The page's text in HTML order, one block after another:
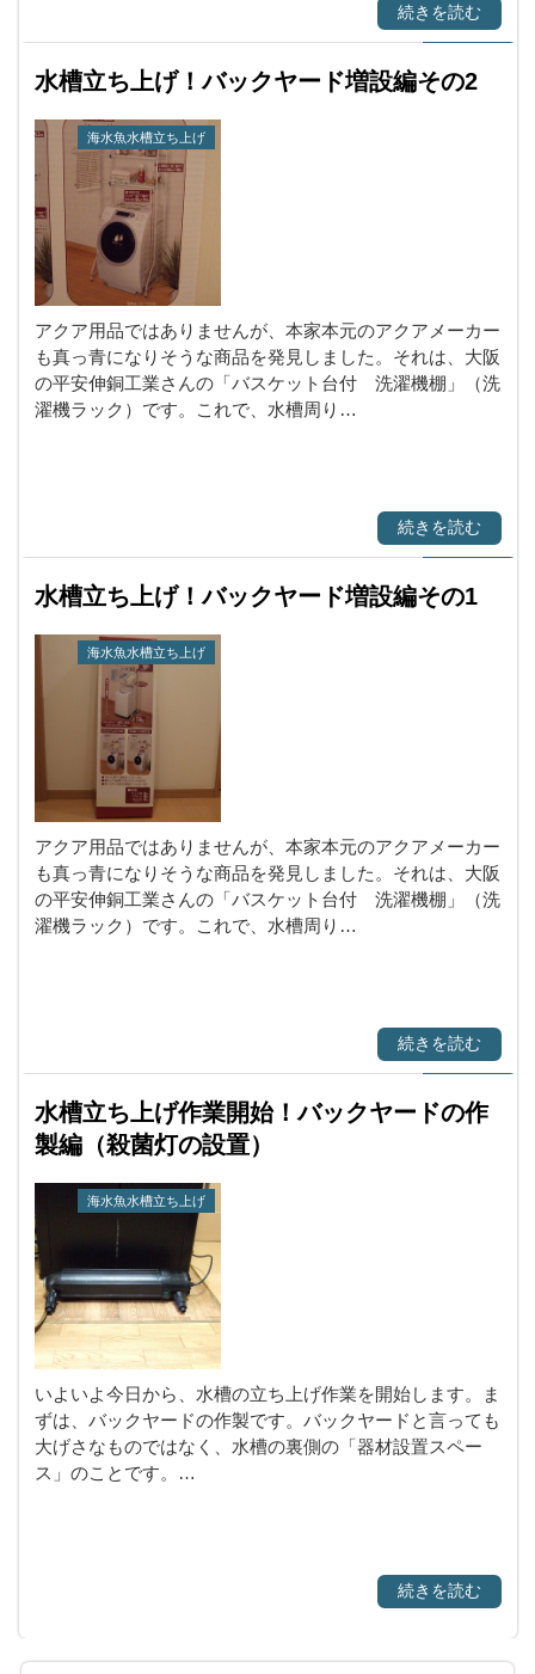
続きを読む
水槽立ち上げ！バックヤード増設編その2
海水魚水槽立ち上げ
アクア用品ではありませんが、本家本元のアクアメーカー
も真っ青になりそうな商品を発見しました。それは、大阪
の平安伸銅工業さんの「バスケット台付 洗濯機棚」（洗
濯機ラック）です。これで、水槽周り…
続きを読む
水槽立ち上げ！バックヤード増設編その1
海水魚水槽立ち上げ
アクア用品ではありませんが、本家本元のアクアメーカー
も真っ青になりそうな商品を発見しました。それは、大阪
の平安伸銅工業さんの「バスケット台付 洗濯機棚」（洗
濯機ラック）です。これで、水槽周り…
続きを読む
水槽立ち上げ作業開始！バックヤードの作
製編（殺菌灯の設置）
海水魚水槽立ち上げ
いよいよ今日から、水槽の立ち上げ作業を開始します。ま
ずは、バックヤードの作製です。バックヤードと言っても
大げさなものではなく、水槽の裏側の「器材設置スペー
ス」のことです。…
続きを読む